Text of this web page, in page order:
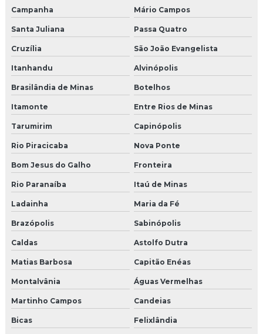
Campanha Mário Campos
Santa Juliana Passa Quatro
Cruzília São João Evangelista
Itanhandu Alvinópolis
Brasilândia de Minas Botelhos
Itamonte Entre Rios de Minas
Tarumirim Capinópolis
Rio Piracicaba Nova Ponte
Bom Jesus do Galho Fronteira
Rio Paranaíba Itaú de Minas
Ladainha Maria da Fé
Brazópolis Sabinópolis
Caldas Astolfo Dutra
Matias Barbosa Capitão Enéas
Montalvânia Águas Vermelhas
Martinho Campos Candeias
Bicas Felixlândia